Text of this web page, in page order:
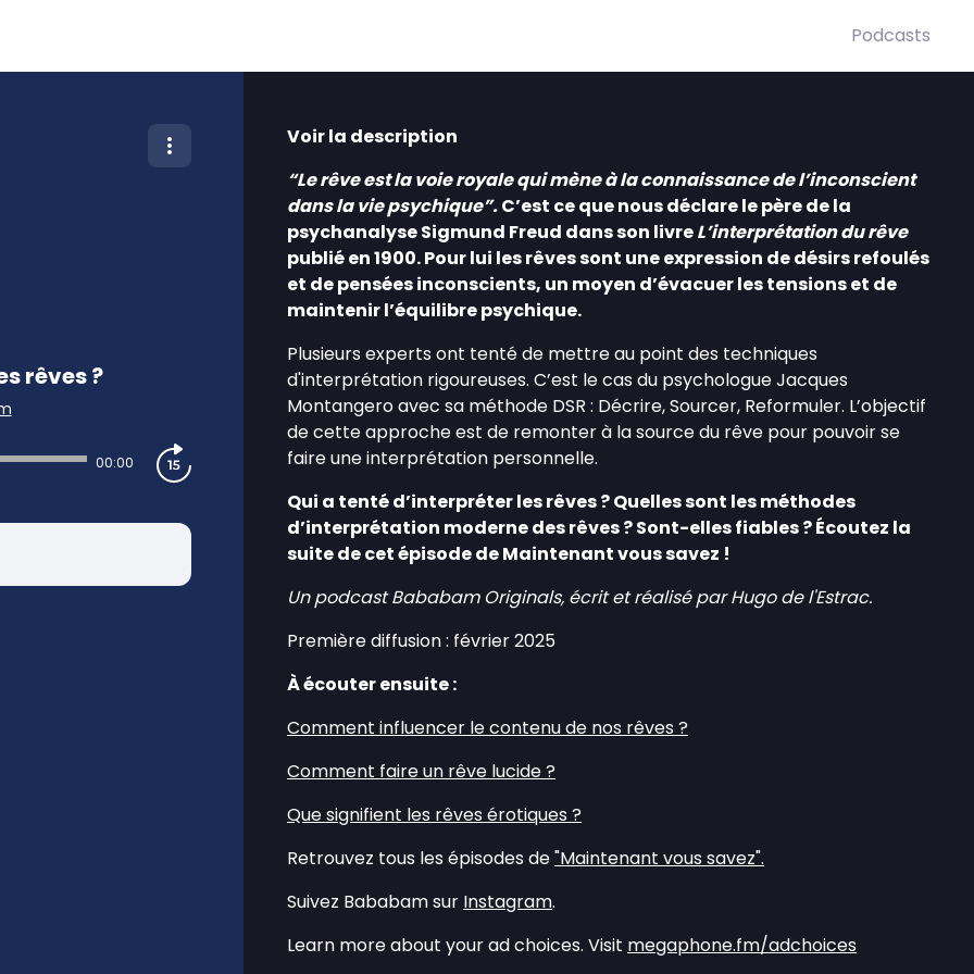
Podcasts
rêves ?
00:00
Voir la description
“Le rêve est la voie royale qui mène à la connaissance de l’inconscient
dans la vie psychique”.C’est ce que nous déclare le père de la
psychanalyse Sigmund Freud dans son livreL’interprétation du rêve
publié en 1900. Pour lui les rêves sont une expression de désirs refoulés
et de pensées inconscients, un moyen d’évacuer les tensions et de
maintenir l’équilibre psychique.
Plusieurs experts ont tenté de mettre au point des techniques
d'interprétation rigoureuses. C’est le cas du psychologue Jacques
Montangero avec sa méthode DSR : Décrire, Sourcer, Reformuler. L’objectif
de cette approche est de remonter à la source du rêve pour pouvoir se
faire une interprétation personnelle.
Qui a tenté d’interpréter les rêves ? Quelles sont les méthodes
d’interprétation moderne des rêves ? Sont-elles fiables ? Écoutez la
suite de cet épisode de Maintenant vous savez !
Un podcast Bababam Originals, écrit et réalisé par Hugo de l'Estrac.
Première diffusion : février 2025
À écouter ensuite :
⁠Comment influencer le contenu de nos rêves ?⁠
⁠Comment faire un rêve lucide ?⁠
⁠Que signifient les rêves érotiques ?⁠
Retrouvez tous les épisodes de⁠"Maintenant vous savez".⁠
Suivez Bababam sur ⁠Instagram⁠.
Learn more about your ad choices. Visit megaphone.fm/adchoices